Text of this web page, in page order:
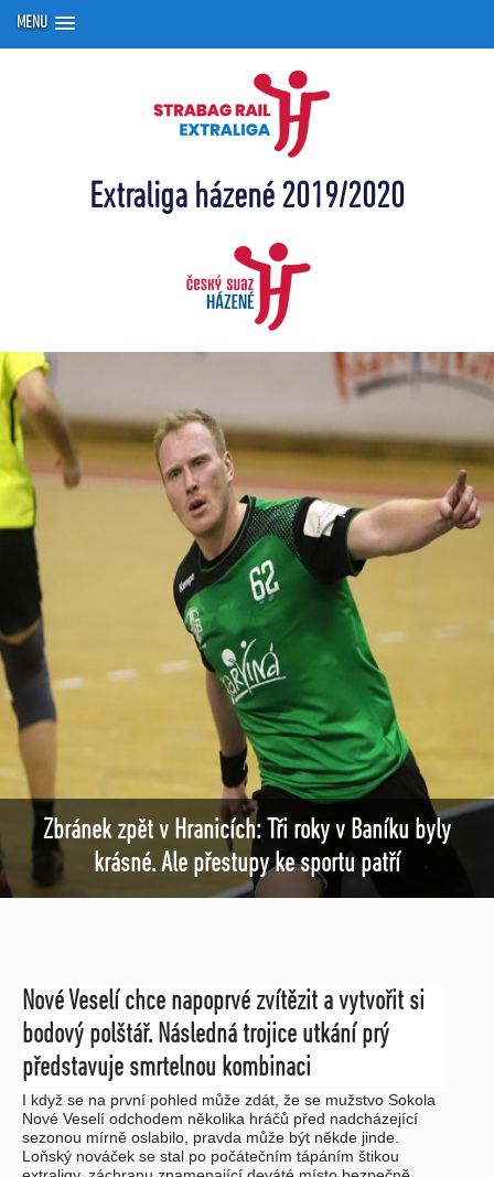
MENU
Extraliga házené 2019/2020
Zbránek zpět v Hranicích: Tři roky v Baníku byly
krásné. Ale přestupy ke sportu patří
Nové Veselí chce napoprvé zvítězit a vytvořit si
bodový polštář. Následná trojice utkání prý
představuje smrtelnou kombinaci
I když se na první pohled může zdát, že se mužstvo Sokola
Nové Veselí odchodem několika hráčů před nadcházející
sezonou mírně oslabilo, pravda může být někde jinde.
Loňský nováček se stal po počátečním tápáním štikou